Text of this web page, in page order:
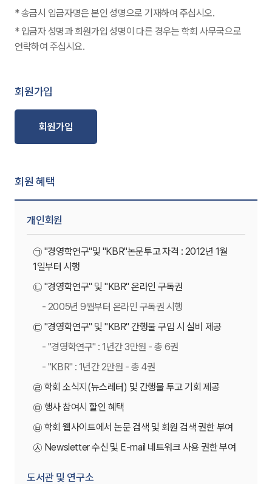
* 송금시 입금자명은 본인 성명으로 기재하여 주십시오.
* 입금자 성명과 회원가입 성명이 다른 경우는 학회 사무국으로
연락하여 주십시요.
회원가입
회원가입
회원 혜택
개인회원
㉠ "경영학연구"및 "KBR"논문투고 자격 : 2012년 1월
1일부터 시행
㉡ "경영학연구" 및 "KBR" 온라인 구독권
- 2005년 9월부터 온라인 구독권 시행
㉢ "경영학연구" 및 "KBR" 간행물 구입 시 실비 제공
- "경영학연구" : 1년간 3만원 - 총 6권
- "KBR" : 1년간 2만원 - 총 4권
㉣ 학회 소식지(뉴스레터) 및 간행물 투고 기회 제공
㉤ 행사 참여시 할인 혜택
㉥ 학회 웹사이트에서 논문 검색 및 회원 검색 권한 부여
㉦ Newsletter 수신 및 E-mail 네트워크 사용 권한 부여
도서관 및 연구소